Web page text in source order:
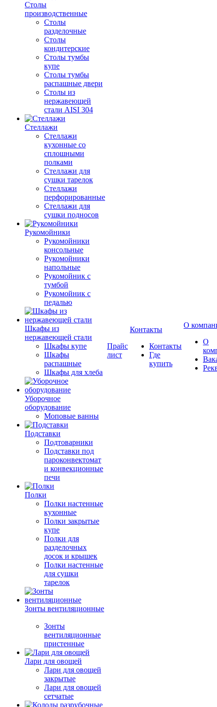
Столы
производственные
Столы
разделочные
Столы
кондитерские
Столы тумбы
купе
Столы тумбы
распашные двери
Столы из
нержавеющей
стали AISI 304
Стеллажи
Стеллажи
кухонные со
сплошными
полками
Стеллажи для
сушки тарелок
Стеллажи
перфорированные
Стеллажи для
сушки подносов
Рукомойники
Рукомойники
консольные
Рукомойники
напольные
Рукомойник с
тумбой
Рукомойник с
педалью
Шкафы из
нержавеющей стали
Шкафы купе
Шкафы
распашные
Шкафы для хлеба
Уборочное
оборудование
Моповые ванны
Подставки
Подтоварники
Подставки под
пароконвектомат
и конвекционные
печи
Полки
Полки настенные
кухонные
Полки закрытые
купе
Полки для
разделочных
досок и крышек
Полки настенные
для сушки
тарелок
Зонты вентиляционные
Зонты
вентиляционные
пристенные
Лари для овощей
Лари для овощей
закрытые
Лари для овощей
сетчатые
Прайс
лист
Контакты
Контакты
Где
купить
О
О